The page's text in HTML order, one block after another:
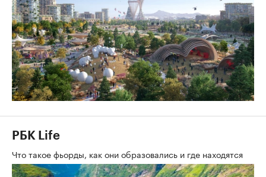
РБК Life
Что такое фьорды, как они образовались и где находятся